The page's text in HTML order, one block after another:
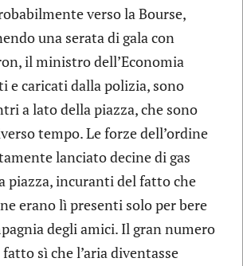
verso la Bourse,
una serata di gala con
il ministro dell’Economia
e caricati dalla polizia, sono
a lato della piazza, che sono
tempo. Le forze dell’ordine
lanciato decine di gas
piazza, incuranti del fatto che
erano lì presenti solo per bere
degli amici. Il gran numero
sì che l’aria diventasse